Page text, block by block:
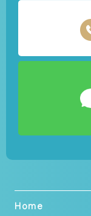
Home